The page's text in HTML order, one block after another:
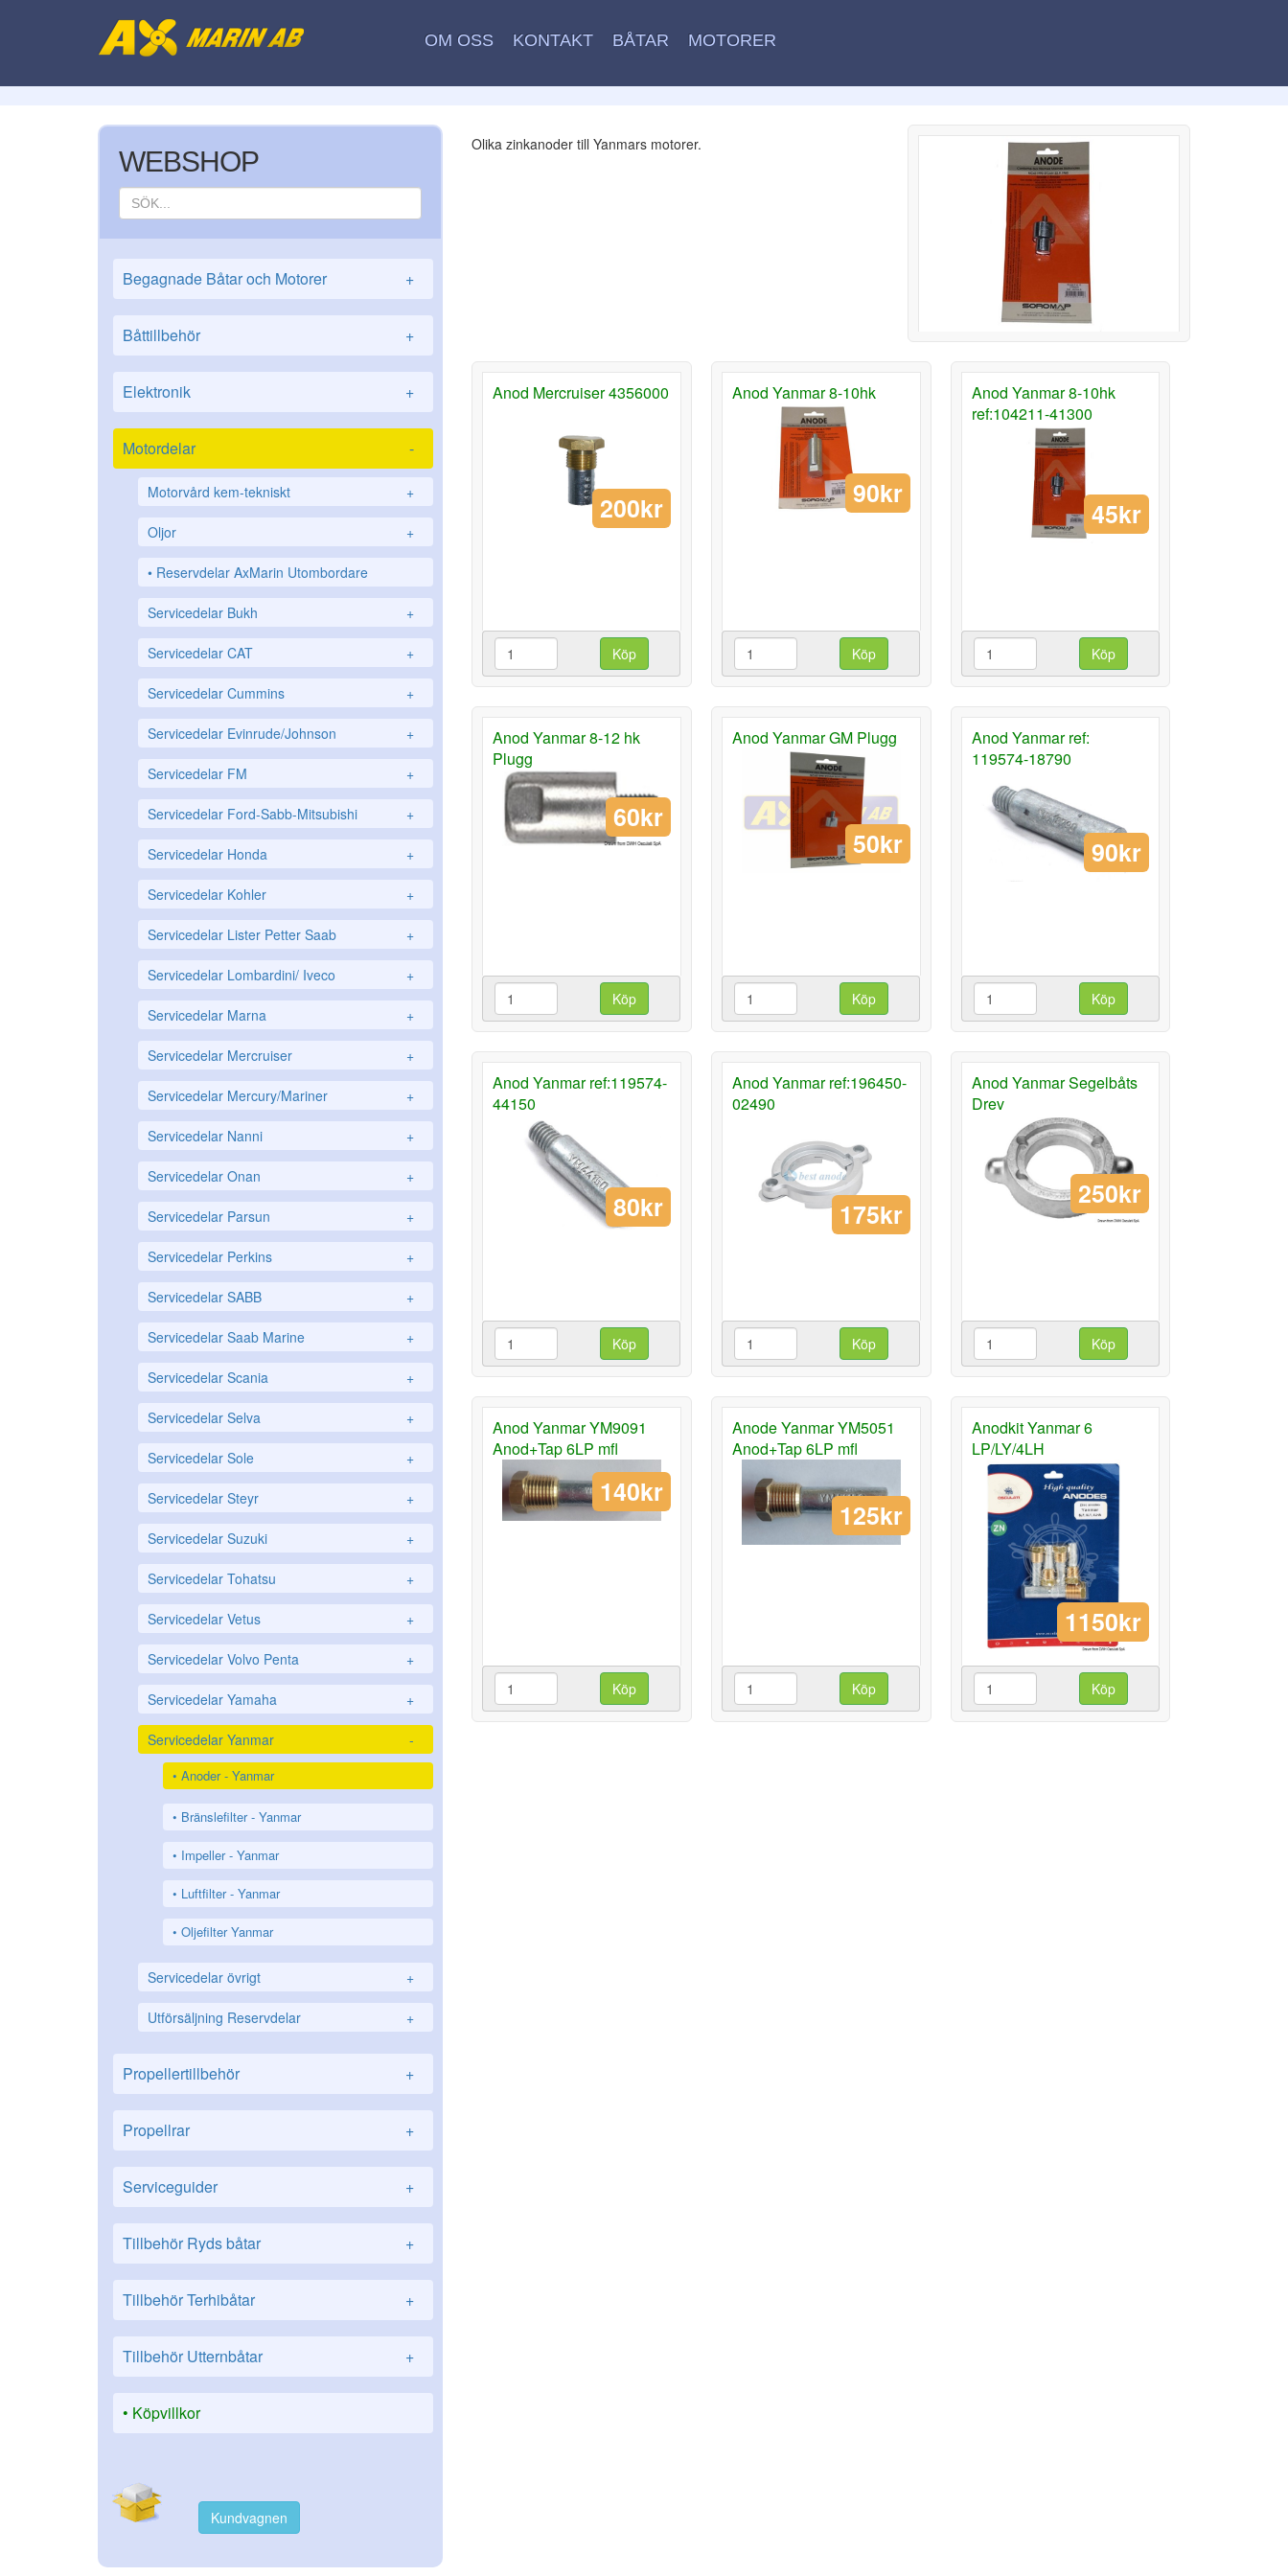
OM OSS KONTAKT BÅTAR MOTORER
WEBSHOP
Begagnade Båtar och Motorer +
Båttillbehör +
Elektronik +
Motordelar -
Motorvård kem-tekniskt +
Oljor +
Reservdelar AxMarin Utombordare
Servicedelar Bukh +
Servicedelar CAT +
Servicedelar Cummins +
Servicedelar Evinrude/Johnson +
Servicedelar FM +
Servicedelar Ford-Sabb-Mitsubishi +
Servicedelar Honda +
Servicedelar Kohler +
Servicedelar Lister Petter Saab +
Servicedelar Lombardini/ Iveco +
Servicedelar Marna +
Servicedelar Mercruiser +
Servicedelar Mercury/Mariner +
Servicedelar Nanni +
Servicedelar Onan +
Servicedelar Parsun +
Servicedelar Perkins +
Servicedelar SABB +
Servicedelar Saab Marine +
Servicedelar Scania +
Servicedelar Selva +
Servicedelar Sole +
Servicedelar Steyr +
Servicedelar Suzuki +
Servicedelar Tohatsu +
Servicedelar Vetus +
Servicedelar Volvo Penta +
Servicedelar Yamaha +
Servicedelar Yanmar -
Anoder - Yanmar
Bränslefilter - Yanmar
Impeller - Yanmar
Luftfilter - Yanmar
Oljefilter Yanmar
Servicedelar övrigt +
Utförsäljning Reservdelar +
Propellertillbehör +
Propellrar +
Serviceguider +
Tillbehör Ryds båtar +
Tillbehör Terhibåtar +
Tillbehör Utternbåtar +
Köpvillkor
Kundvagnen
Olika zinkanoder till Yanmars motorer.
Anod Mercruiser 4356000
200kr
Köp
Anod Yanmar 8-10hk
90kr
Köp
Anod Yanmar 8-10hk
ref:104211-41300
45kr
Köp
Anod Yanmar 8-12 hk
Plugg
60kr
Köp
Anod Yanmar GM Plugg
50kr
Köp
Anod Yanmar ref:
119574-18790
90kr
Köp
Anod Yanmar ref:119574-
44150
80kr
Köp
Anod Yanmar ref:196450-
02490
175kr
Köp
Anod Yanmar Segelbåts
Drev
250kr
Köp
Anod Yanmar YM9091
Anod+Tap 6LP mfl
140kr
Köp
Anode Yanmar YM5051
Anod+Tap 6LP mfl
125kr
Köp
Anodkit Yanmar 6
LP/LY/4LH
1150kr
Köp